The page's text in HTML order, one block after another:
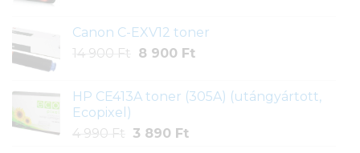
1
990 Ft.
990 Ft.
Canon C-EXV12 toner
14 900 Ft
Original
14
8 900 FtCurrent
8
HP CE413A toner (305A) (utángyártott,
Ecopixel)
4 990 Ft
Original
3 890 FtCurrent